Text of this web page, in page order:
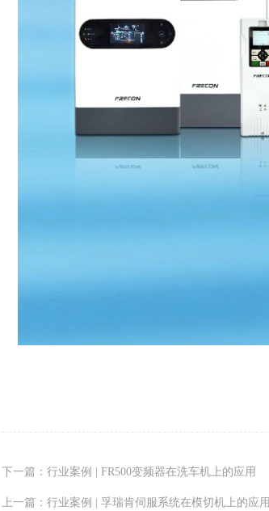
下一篇：行业案例 | FR500变频器在洗车机上的应用
上一篇：行业案例 | 孚瑞肯伺服系统在模切机上的应用